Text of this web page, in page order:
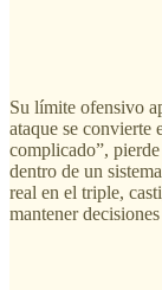
Su límite ofensivo
ataque se convierte
complicado”,
dentro de un
real en el triple,
mantener